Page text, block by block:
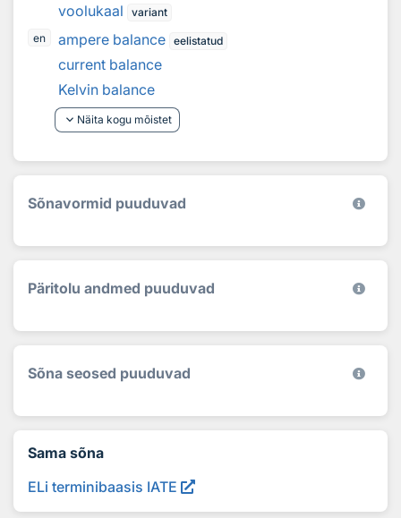
voolukaal
variant
en
ampere balance eelistatud
current balance
Kelvin balance
keyboard_arrow_down Näita kogu mõistet
Sõnavormid puuduvad
Päritolu andmed puuduvad
Sõna seosed puuduvad
Sama sõna
ELi terminibaasis IATE